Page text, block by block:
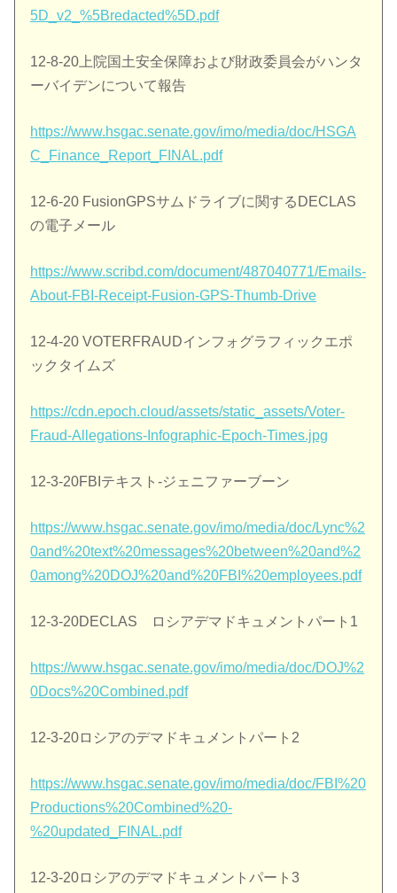
5D_v2_%5Bredacted%5D.pdf
12-8-20上院国土安全保障および財政委員会がハンタ
ーバイデンについて報告
https://www.hsgac.senate.gov/imo/media/doc/HSGA
C_Finance_Report_FINAL.pdf
12-6-20 FusionGPSサムドライブに関するDECLAS
の電子メール
https://www.scribd.com/document/487040771/Emails-
About-FBI-Receipt-Fusion-GPS-Thumb-Drive
12-4-20 VOTERFRAUDインフォグラフィックエポ
ックタイムズ
https://cdn.epoch.cloud/assets/static_assets/Voter-
Fraud-Allegations-Infographic-Epoch-Times.jpg
12-3-20FBIテキスト-ジェニファーブーン
https://www.hsgac.senate.gov/imo/media/doc/Lync%2
0and%20text%20messages%20between%20and%2
0among%20DOJ%20and%20FBI%20employees.pdf
12-3-20DECLAS ロシアデマドキュメントパート1
https://www.hsgac.senate.gov/imo/media/doc/DOJ%2
0Docs%20Combined.pdf
12-3-20ロシアのデマドキュメントパート2
https://www.hsgac.senate.gov/imo/media/doc/FBI%20
Productions%20Combined%20-
%20updated_FINAL.pdf
12-3-20ロシアのデマドキュメントパート3